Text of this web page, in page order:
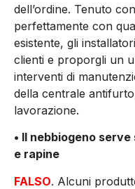
dell’ordine. Tenuto
perfettamente con
esistente, gli
clienti e proporgli un
interventi di
della centrale
lavorazione.
• Il nebbiogeno
e rapine
FALSO. Alcuni